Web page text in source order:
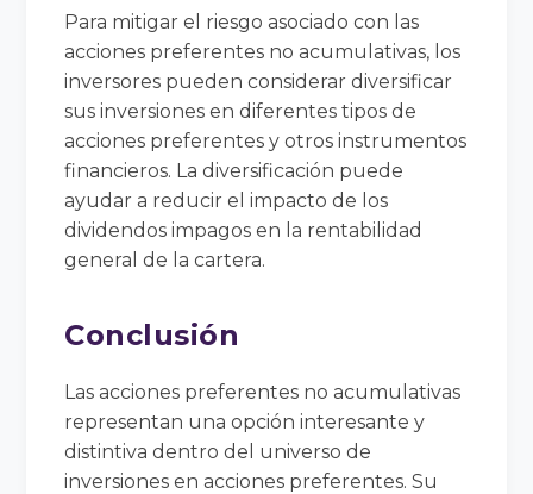
Para mitigar el riesgo asociado con las
acciones preferentes no acumulativas, los
inversores pueden considerar diversificar
sus inversiones en diferentes tipos de
acciones preferentes y otros instrumentos
financieros. La diversificación puede
ayudar a reducir el impacto de los
dividendos impagos en la rentabilidad
general de la cartera.
Conclusión
Las acciones preferentes no acumulativas
representan una opción interesante y
distintiva dentro del universo de
inversiones en acciones preferentes. Su